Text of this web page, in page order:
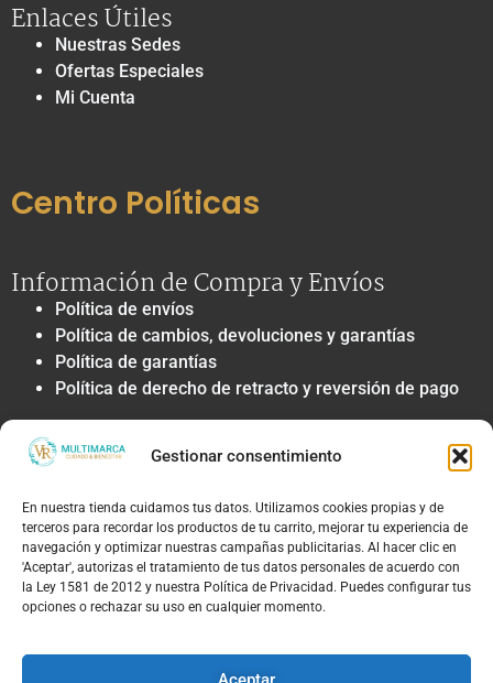
Gestionar consentimiento
En nuestra tienda cuidamos tus datos. Utilizamos cookies propias y de
terceros para recordar los productos de tu carrito, mejorar tu experiencia de
navegación y optimizar nuestras campañas publicitarias. Al hacer clic en
'Aceptar', autorizas el tratamiento de tus datos personales de acuerdo con
la Ley 1581 de 2012 y nuestra Política de Privacidad. Puedes configurar tus
opciones o rechazar su uso en cualquier momento.
Enlaces Útiles
Nuestras Sedes
Ofertas Especiales
Mi Cuenta
Centro Políticas
Información de Compra y Envíos
Política de envíos
Política de cambios, devoluciones y garantías
Política de garantías
Política de derecho de retracto y reversión de pago
Privacidad y Tratamiento de Datos
Política de privacidad y tratamiento de datos
Autorización de contacto, marketing y
comunicaciones comerciales
Política de cookies
Términos Legales y Soporte